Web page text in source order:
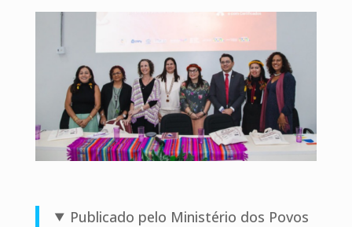
Publicado pelo Ministério dos Povos